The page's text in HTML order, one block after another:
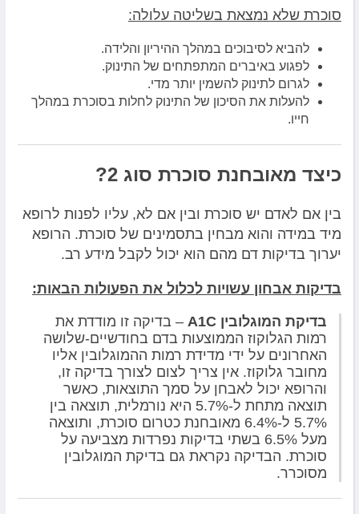
סוכרת שלא נמצאת בשליטה עלולה:
להביא לסיבוכים במהלך ההיריון והלידה.
לפגוע באיברים המתפתחים של התינוק.
לגרום לתינוק להשמין יותר מדי.
להעלות את הסיכון של התינוק לחלות בסוכרת במהלך
חייו.
כיצד מאובחנת סוכרת סוג 2?
בין אם לאדם יש סוכרת ובין אם לא, עליו לפנות לרופא
מיד במידה והוא מבחין בתסמינים של סוכרת. הרופא
יערוך בדיקות דם מהם הוא יכול לקבל מידע רב.
בדיקות אבחון עשויות לכלול את הפעולות הבאות:
בדיקת המוגלובין A1C – בדיקה זו מודדת את
רמות הגלוקוז הממוצעות בדם בחודשיים-שלושה
האחרונים על ידי מדידת רמות ההמוגלובין אליו
מחובר גלוקוז. אין צריך לצום לצורך בדיקה זו,
והרופא יכול לאבחן על סמך התוצאות, כאשר
תוצאה מתחת ל-5.7% היא נורמלית, תוצאה בין
5.7% ל-6.4% מאובחנת כטרום סוכרת, ותוצאה
מעל 6.5% בשתי בדיקות נפרדות מצביעה על
סוכרת. הבדיקה נקראת גם בדיקת המוגלובין
מסוכרר.